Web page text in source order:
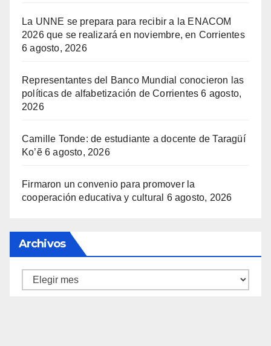
La UNNE se prepara para recibir a la ENACOM
2026 que se realizará en noviembre, en Corrientes
6 agosto, 2026
Representantes del Banco Mundial conocieron las
políticas de alfabetización de Corrientes 6 agosto,
2026
Camille Tonde: de estudiante a docente de Taragüí
Ko’ẽ 6 agosto, 2026
Firmaron un convenio para promover la
cooperación educativa y cultural 6 agosto, 2026
Archivos
Archivos